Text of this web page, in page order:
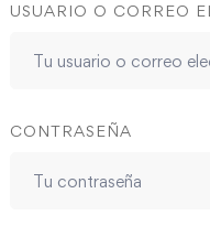
USUARIO O CORREO
CONTRASEÑA